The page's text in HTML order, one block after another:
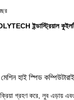
ইন্ডাস্ট্রিয়াল
হাই স্পিড
গ্রহণ করে, লুব এড়ায় এবং